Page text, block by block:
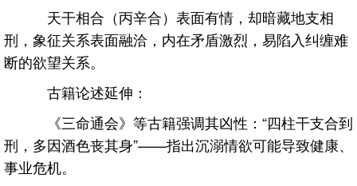
天干相合（丙辛合）表面有情，却暗藏地支相
刑，象征关系表面融洽，内在矛盾激烈，易陷入纠缠难
断的欲望关系。
古籍论述延伸：
《三命通会》等古籍强调其凶性：“四柱干支合到
刑，多因酒色丧其身”——指出沉溺情欲可能导致健康、
事业危机。